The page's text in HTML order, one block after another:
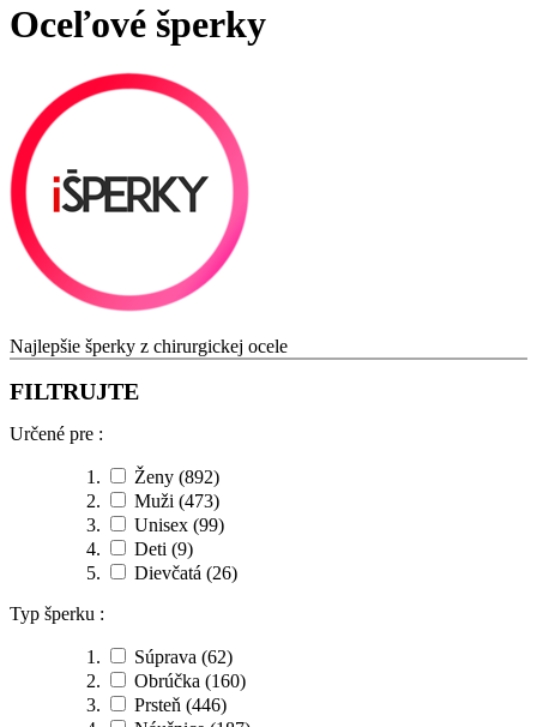
Oceľové šperky
Najlepšie šperky z chirurgickej ocele
FILTRUJTE
Určené pre :
Ženy (892)
Muži (473)
Unisex (99)
Deti (9)
Dievčatá (26)
Typ šperku :
Súprava (62)
Obrúčka (160)
Prsteň (446)